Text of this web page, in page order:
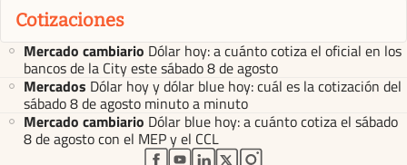
Cotizaciones
Mercado cambiario Dólar hoy: a cuánto cotiza el oficial en los
bancos de la City este sábado 8 de agosto
Mercados Dólar hoy y dólar blue hoy: cuál es la cotización del
sábado 8 de agosto minuto a minuto
Mercado cambiario Dólar blue hoy: a cuánto cotiza el sábado
8 de agosto con el MEP y el CCL
abre en nueva pestaña
abre en nueva pestaña
abre en nueva pestaña
abre en nueva pestaña
abre en nueva pestaña